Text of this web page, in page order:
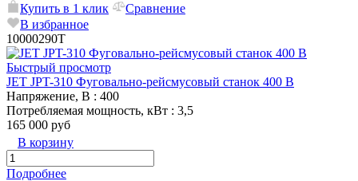
Купить в 1 клик
Сравнение
В избранное
10000290T
Быстрый просмотр
JET JPT-310 Фуговально-рейсмусовый станок 400 В
Напряжение, В : 400
Потребляемая мощность, кВт : 3,5
165 000 руб
В корзину
Подробнее